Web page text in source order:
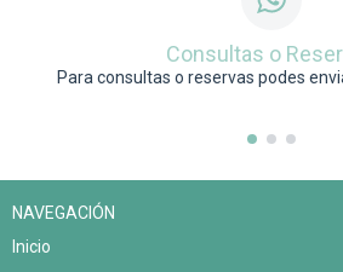
Consultas o
Para consultas o reservas podes
NAVEGACIÓN
Inicio